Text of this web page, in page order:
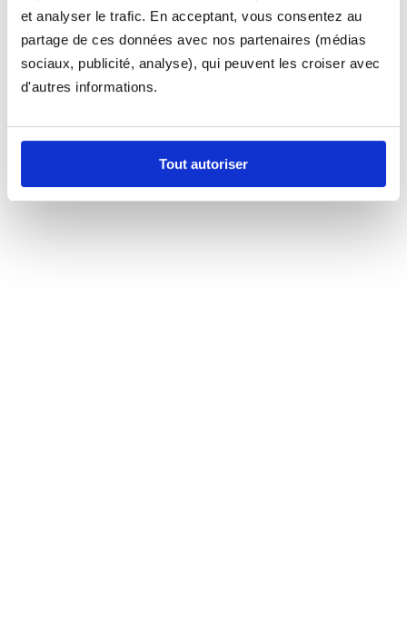
et analyser le trafic. En acceptant, vous consentez au
partage de ces données avec nos partenaires (médias
sociaux, publicité, analyse), qui peuvent les croiser avec
d'autres informations.
Tout autoriser